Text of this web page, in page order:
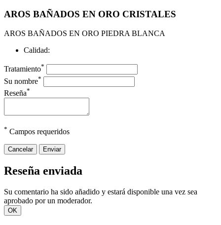
AROS BAÑADOS EN ORO CRISTALES
AROS BAÑADOS EN ORO PIEDRA BLANCA
Calidad:
Tratamiento*
Su nombre*
Reseña*
* Campos requeridos
Cancelar Enviar
Reseña enviada
Su comentario ha sido añadido y estará disponible una vez sea
aprobado por un moderador.
OK